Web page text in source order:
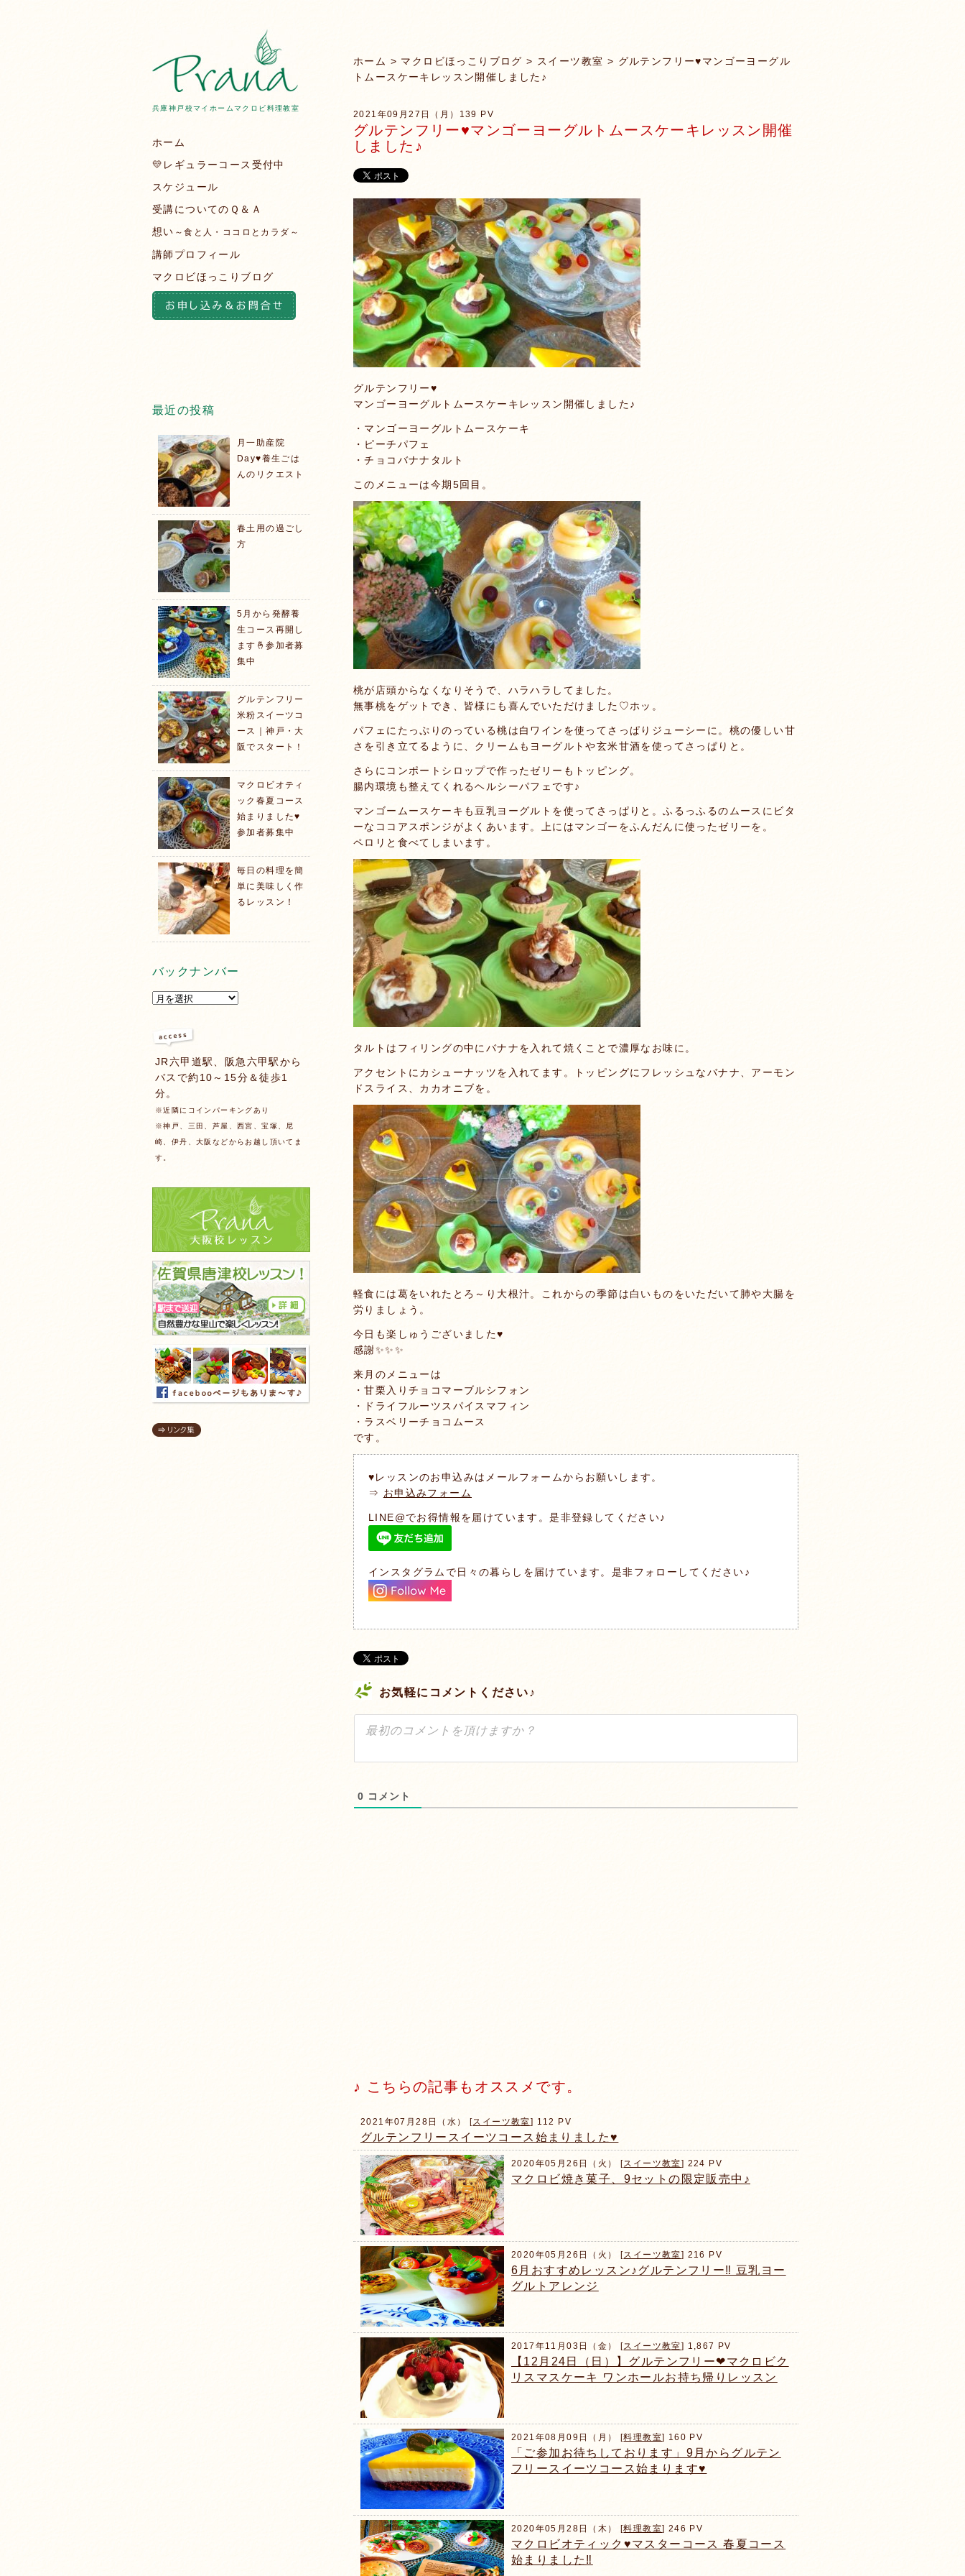
ホーム > マクロビほっこりブログ > スイーツ教室 > グルテンフリー♥️マンゴーヨーグル
トムースケーキレッスン開催しました♪
2021年09月27日（月） 139 PV
グルテンフリー♥️マンゴーヨーグルトムースケーキレッスン開催
しました♪
グルテンフリー♥️
マンゴーヨーグルトムースケーキレッスン開催しました♪
・マンゴーヨーグルトムースケーキ
・ピーチパフェ
・チョコバナナタルト
このメニューは今期5回目。
桃が店頭からなくなりそうで、ハラハラしてました。
無事桃をゲットでき、皆様にも喜んでいただけました♡ホッ。
パフェにたっぷりのっている桃は白ワインを使ってさっぱりジューシーに。桃の優しい甘
さを引き立てるように、クリームもヨーグルトや玄米甘酒を使ってさっぱりと。
さらにコンポートシロップで作ったゼリーもトッピング。
腸内環境も整えてくれるヘルシーパフェです♪
マンゴームースケーキも豆乳ヨーグルトを使ってさっぱりと。ふるっふるのムースにビタ
ーなココアスポンジがよくあいます。上にはマンゴーをふんだんに使ったゼリーを。
ペロリと食べてしまいます。
タルトはフィリングの中にバナナを入れて焼くことで濃厚なお味に。
アクセントにカシューナッツを入れてます。トッピングにフレッシュなバナナ、アーモン
ドスライス、カカオニブを。
軽食には葛をいれたとろ～り大根汁。これからの季節は白いものをいただいて肺や大腸を
労りましょう。
今日も楽しゅうございました♥️
感謝✨✨✨
来月のメニューは
・甘栗入りチョコマーブルシフォン
・ドライフルーツスパイスマフィン
・ラスベリーチョコムース
です。
♥レッスンのお申込みはメールフォームからお願いします。
⇒ お申込みフォーム
LINE@でお得情報を届けています。是非登録してください♪
インスタグラムで日々の暮らしを届けています。是非フォローしてください♪
お気軽にコメントください♪
0 コメント
♪ こちらの記事もオススメです。
2021年07月28日（水） [スイーツ教室] 112 PV
グルテンフリースイーツコース始まりました♥
2020年05月26日（火） [スイーツ教室] 224 PV
マクロビ焼き菓子、9セットの限定販売中♪
2020年05月26日（火） [スイーツ教室] 216 PV
6月おすすめレッスン♪グルテンフリー‼️ 豆乳ヨー
グルトアレンジ
2017年11月03日（金） [スイーツ教室] 1,867 PV
【12月24日（日）】グルテンフリー❤マクロビク
リスマスケーキ ワンホールお持ち帰りレッスン
2021年08月09日（月） [料理教室] 160 PV
「ご参加お待ちしております」9月からグルテン
フリースイーツコース始まります♥️
2020年05月28日（木） [料理教室] 246 PV
マクロビオティック♥️マスターコース 春夏コース
始まりました‼️
兵庫神戸校マイホームマクロビ料理教室
ホーム
💛レギュラーコース受付中
スケジュール
受講についてのＱ＆Ａ
想い ～食と人・ココロとカラダ～
講師プロフィール
マクロビほっこりブログ
最近の投稿
月一助産院
Day♥️養生ごは
んのリクエスト
春土用の過ごし
方
5月から発酵養
生コース再開し
ます🤞参加者募
集中
グルテンフリー
米粉スイーツコ
ース｜神戸・大
阪でスタート！
マクロビオティ
ック春夏コース
始まりました♥️
参加者募集中
毎日の料理を簡
単に美味しく作
るレッスン！
バックナンバー
JR六甲道駅、阪急六甲駅から
バスで約10～15分＆徒歩1
分。
※近隣にコインパーキングあり
※神戸、三田、芦屋、西宮、宝塚、尼
崎、伊丹、大阪などからお越し頂いてま
す。